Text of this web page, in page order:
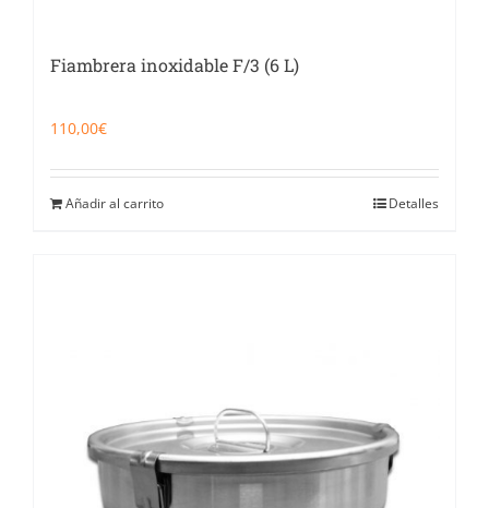
Fiambrera inoxidable F/3 (6 L)
110,00€
Añadir al carrito Detalles